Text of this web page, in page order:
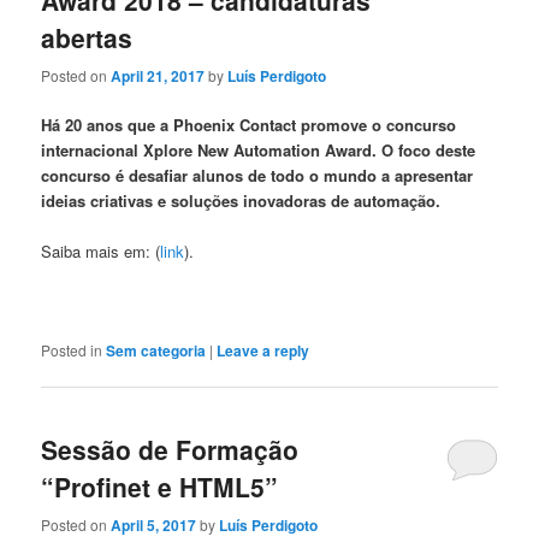
abertas
Posted onApril 21, 2017by Luís Perdigoto
Há 20 anos que a Phoenix Contact promove o concurso
internacional Xplore New Automation Award. O foco deste
concurso é desafiar alunos de todo o mundo a apresentar
ideias criativas e soluções inovadoras de automação.
Saiba mais em: (link).
Posted in Sem categoria | Leave a reply
Sessão de Formação
“Profinet e HTML5”
Posted onApril 5, 2017by Luís Perdigoto